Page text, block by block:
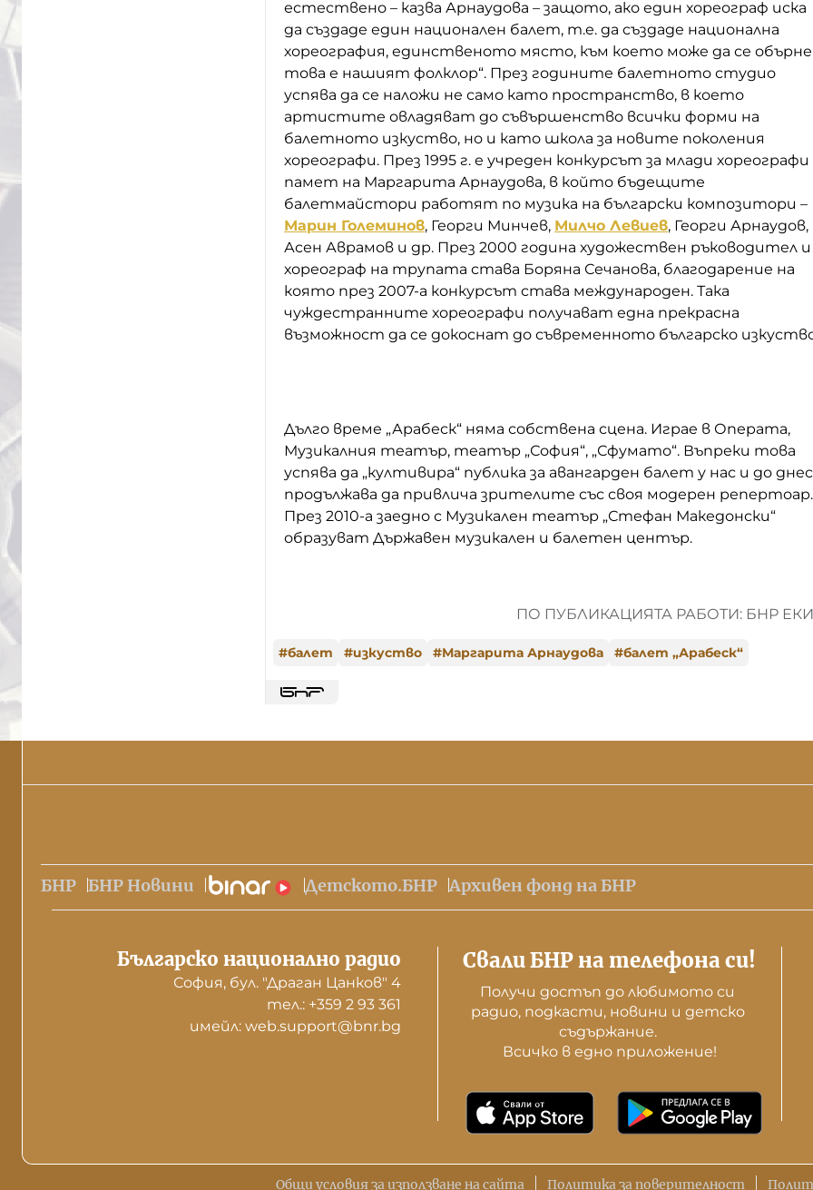
естествено – казва Арнаудова – защото, ако един хореограф иска
да създаде един национален балет, т.е. да създаде национална
хореография, единственото място, към което може да се
това е нашият фолклор“. През годините балетното студио
успява да се наложи не само като пространство, в което
артистите овладяват до съвършенство всички форми на
балетното изкуство, но и като школа за новите поколения
хореографи. През 1995 г. е учреден конкурсът за млади хореографи
памет на Маргарита Арнаудова, в който бъдещите
балетмайстори работят по музика на български композитори –
Марин Големинов, Георги Минчев, Милчо Левиев, Георги Арнаудов,
Асен Аврамов и др. През 2000 година художествен ръководител и
хореограф на трупата става Боряна Сечанова, благодарение на
която през 2007-а конкурсът става международен. Така
чуждестранните хореографи получават една прекрасна
възможност да се докоснат до съвременното българско
Дълго време „Арабеск“ няма собствена сцена. Играе в Операта,
Музикалния театър, театър „София“, „Сфумато“. Въпреки това
успява да „култивира“ публика за авангарден балет у нас и до днес
продължава да привлича зрителите със своя модерен репертоар.
През 2010-а заедно с Музикален театър „Стефан Македонски“
образуват Държавен музикален и балетен център.
ПО ПУБЛИКАЦИЯТА РАБОТИ: БНР
#балет #изкуство #Маргарита Арнаудова #балет „Арабеск“
БНР БНР Новини Детското.БНР Архивен фонд на БНР
Българско национално радио
София, бул. "Драган Цанков" 4
тел.: +359 2 93 361
имейл: web.support@bnr.bg
Свали БНР на телефона си!
Получи достъп до любимото си
радио, подкасти, новини и детско
съдържание.
Всичко в едно приложение!
Общи условия за използване на сайта Политика за поверителност